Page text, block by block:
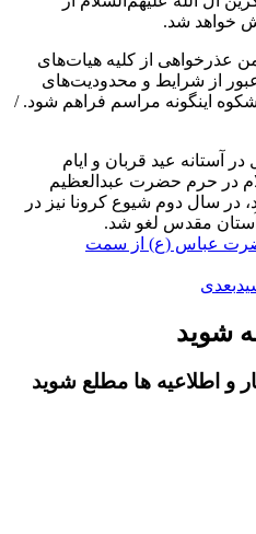
خواهد شد.
از کلیه هیات‌های
عبور از شرایط و محدودیت‌های
اینگونه مراسم فراهم شود. /
آستانه عید قربان و ایام
در حرم حضرت عبدالعظیم
در سال دوم شیوع کرونا نیز در
مقدس لغو شد.
عباس (ع) از سمت
بعدی
شوید
و اطلاعیه ها مطلع شوید